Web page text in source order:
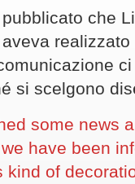
che
si scelgono
some news
have been
kind of